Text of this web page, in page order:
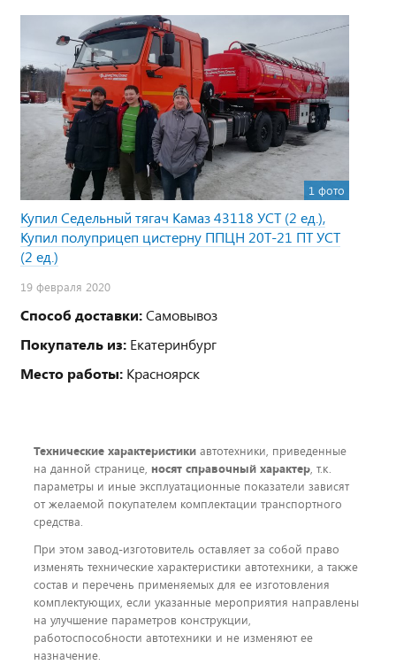
1 фото
Купил Седельный тягач Камаз 43118 УСТ (2 ед.),
Купил полуприцеп цистерну ППЦН 20Т-21 ПТ УСТ
(2 ед.)
19 февраля 2020
Способ доставки:Самовывоз
Покупатель из: Екатеринбург
Место работы: Красноярск
Технические характеристики автотехники, приведенные
на данной странице, носят справочный характер, т.к.
параметры и иные эксплуатационные показатели зависят
от желаемой покупателем комплектации транспортного
средства.
При этом завод-изготовитель оставляет за собой право
изменять технические характеристики автотехники, а также
состав и перечень применяемых для ее изготовления
комплектующих, если указанные мероприятия направлены
на улучшение параметров конструкции,
работоспособности автотехники и не изменяют ее
назначение.